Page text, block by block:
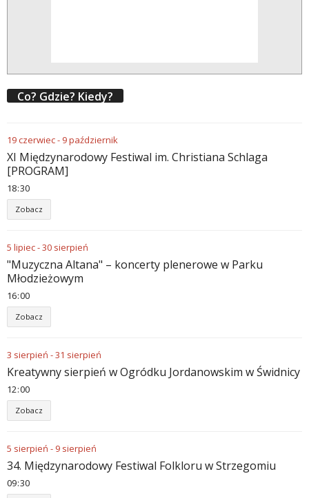
Co? Gdzie? Kiedy?
19czerwiec- 9październik
XI Międzynarodowy Festiwal im. Christiana Schlaga
[PROGRAM]
18 30
Zobacz
5 lipiec-30 sierpień
"Muzyczna Altana" – koncerty plenerowe w Parku
Młodzieżowym
16 00
Zobacz
3 sierpień -31 sierpień
Kreatywny sierpień w Ogródku Jordanowskim w Świdnicy
12 00
Zobacz
5 sierpień - 9 sierpień
34. Międzynarodowy Festiwal Folkloru w Strzegomiu
09 30